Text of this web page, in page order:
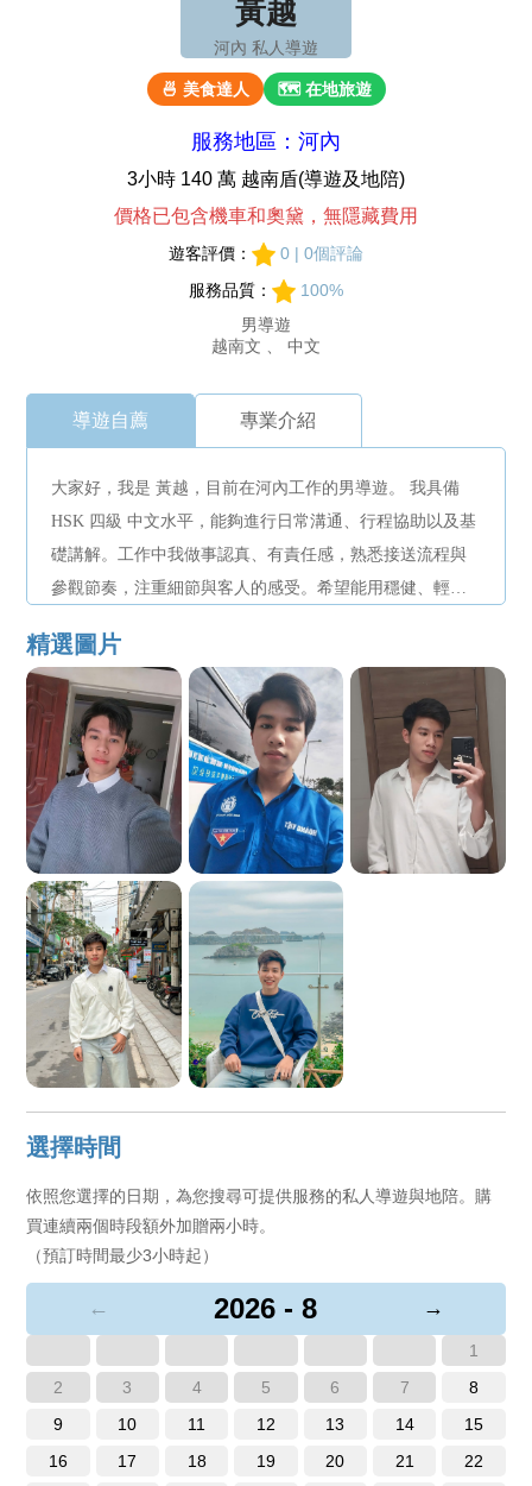
黃越
河內 私人導遊
🍜 美食達人 🗺 在地旅遊
服務地區：河內
3小時 140 萬 越南盾(導遊及地陪)
價格已包含機車和奧黛，無隱藏費用
遊客評價：
0 | 0個評論
服務品質：
100%
男導遊
越南文 、 中文
導遊自薦 專業介紹
大家好，我是 黃越，目前在河內工作的男導遊。 我具備
HSK 四級 中文水平，能夠進行日常溝通、行程協助以及基
礎講解。工作中我做事認真、有責任感，熟悉接送流程與
參觀節奏，注重細節與客人的感受。希望能用穩健、輕鬆
精選圖片
選擇時間
依照您選擇的日期，為您搜尋可提供服務的私人導遊與地陪。購
買連續兩個時段額外加贈兩小時。
（預訂時間最少3小時起）
← 2026 - 8 →
1
2
3 4 5 6 7
8
9
10 11 12 13 14
15
16
17 18 19 20 21
22